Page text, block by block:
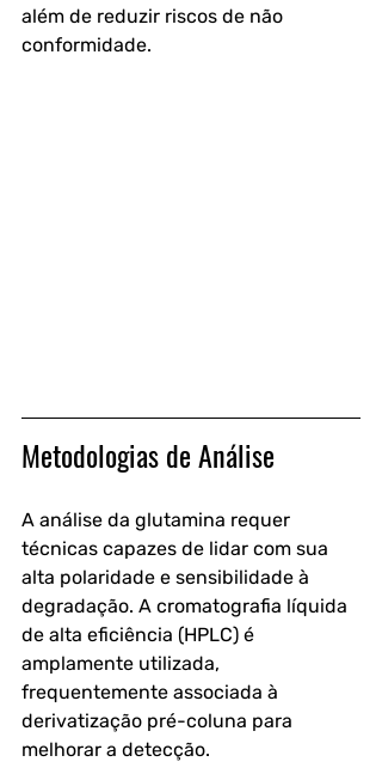
além de reduzir riscos de não
conformidade.
Metodologias de Análise
A análise da glutamina requer
técnicas capazes de lidar com sua
alta polaridade e sensibilidade à
degradação. A cromatografia líquida
de alta eficiência (HPLC) é
amplamente utilizada,
frequentemente associada à
derivatização pré-coluna para
melhorar a detecção.